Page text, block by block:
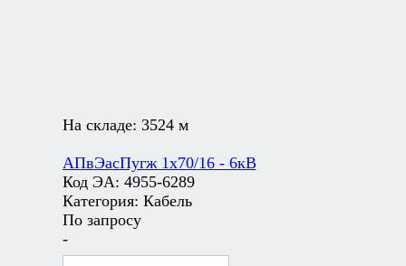
На складе: 3524 м
АПвЭасПугж 1х70/16 - 6кВ
Код ЭА: 4955-6289
Категория: Кабель
По запросу
-